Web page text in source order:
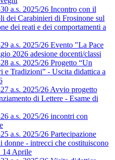
a.s. 2025/26 Incontro con il
dei Carabinieri di Frosinone sul
dei reati e dei comportamenti a
a.s. 2025/26 Evento "La Pace
2026 adesione docenti/classi
a.s. 2025/26 Progetto “Un
e Tradizioni” - Uscita didattica a
a.s. 2025/26 Avvio progetto
di Lettere - Esame di
a.s. 2025/26 incontri con
a.s. 2025/26 Partecipazione
donne - intrecci che costituiscono
14 Aprile